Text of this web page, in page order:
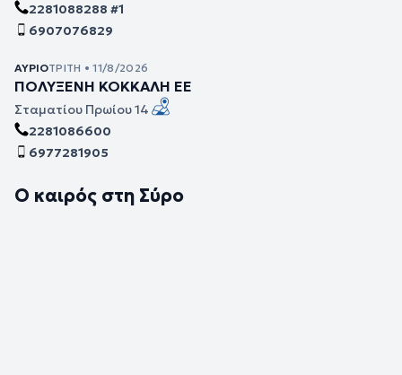
2281088288 #1
6907076829
ΑΎΡΙΟΤΡΊΤΗ • 11/8/2026
ΠΟΛΥΞΕΝΗ ΚΟΚΚΑΛΗ ΕΕ
Σταματίου Πρωίου 14
2281086600
6977281905
Ο καιρός στη Σύρο